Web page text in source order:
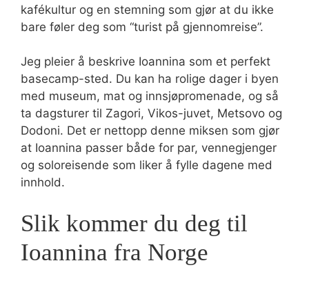
kafékultur og en stemning som gjør at du ikke
bare føler deg som “turist på gjennomreise”.
Jeg pleier å beskrive Ioannina som et perfekt
basecamp-sted. Du kan ha rolige dager i byen
med museum, mat og innsjøpromenade, og så
ta dagsturer til Zagori, Vikos-juvet, Metsovo og
Dodoni. Det er nettopp denne miksen som gjør
at Ioannina passer både for par, vennegjenger
og soloreisende som liker å fylle dagene med
innhold.
Slik kommer du deg til
Ioannina fra Norge